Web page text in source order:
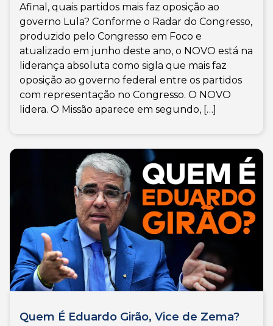
Afinal, quais partidos mais faz oposição ao
governo Lula? Conforme o Radar do Congresso,
produzido pelo Congresso em Foco e
atualizado em junho deste ano, o NOVO está na
liderança absoluta como sigla que mais faz
oposição ao governo federal entre os partidos
com representação no Congresso. O NOVO
lidera. O Missão aparece em segundo, […]
Quem É Eduardo Girão, Vice de Zema?